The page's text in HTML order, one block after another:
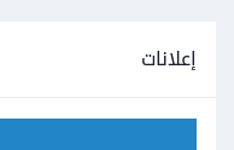
إعلانات